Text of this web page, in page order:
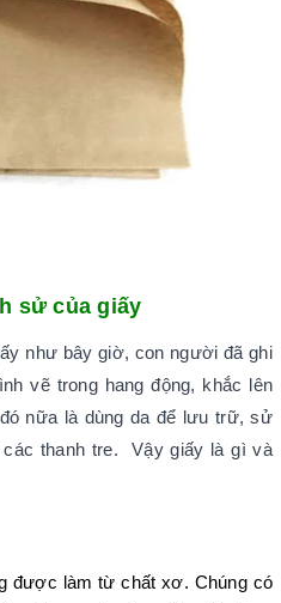
sử của giấy
như bây giờ, con người đã ghi
vẽ trong hang động, khắc lên
nữa là dùng da để lưu trữ, sử
thanh tre. Vậy giấy là gì và
được làm từ chất xơ. Chúng có